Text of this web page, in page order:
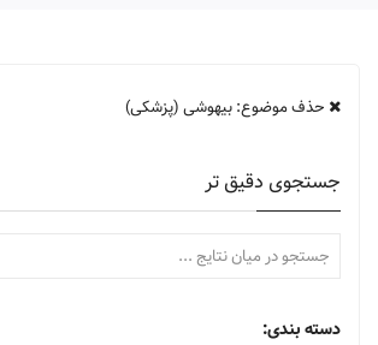
حذف موضوع: بیهوشی (پزشکی)
جستجوی دقیق تر
دسته بندی: